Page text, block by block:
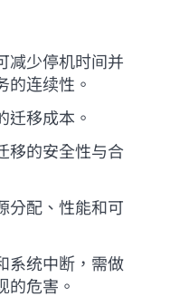
减少停机时间并
的连续性。
迁移成本。
移的安全性与合
分配、性能和可
系统中断，需做
的危害。